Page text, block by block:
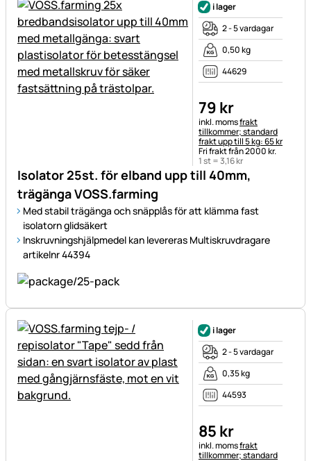
Isolator 25st. för elband upp till 40mm,
trägänga VOSS.farming
Med stabil trägänga och snäpplås för att klämma fast
isolatorn glidsäkert
Inskruvningshjälpmedel kan levereras Multiskruvdragare
artikelnr 44394
i lager
2 - 5 vardagar
0,50 kg
44629
79 kr
Skatteinformation:
inkl. momsfrakt
tillkommer; standard
frakt upp till 5 kg: 65 kr
Fri frakt från 2000 kr.
1 st =3,16kr
i lager
2 - 5 vardagar
0,35 kg
44593
85 kr
Skatteinformation:
inkl. momsfrakt
tillkommer; standard